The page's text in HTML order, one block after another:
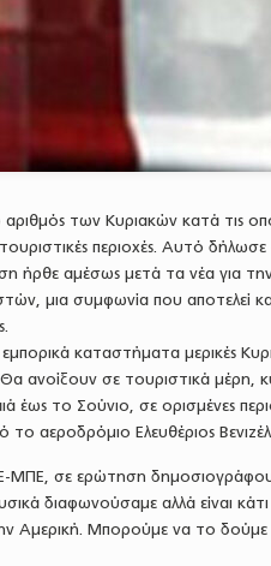
αριθμός των Κυριακών κατά τις
περιοχές. Αυτό
ήρθε αμέσως μετά τα νέα για
μια συμφωνία που αποτελεί
καταστήματα μερικές
ανοίξουν σε τουριστικά μέρη,
έως το Σούνιο, σε ορισμένες
αεροδρόμιο Ελευθέριος
ΜΠΕ, σε ερώτηση
διαφωνούσαμε αλλά είναι κάτι
Αμερική. Μπορούμε να το